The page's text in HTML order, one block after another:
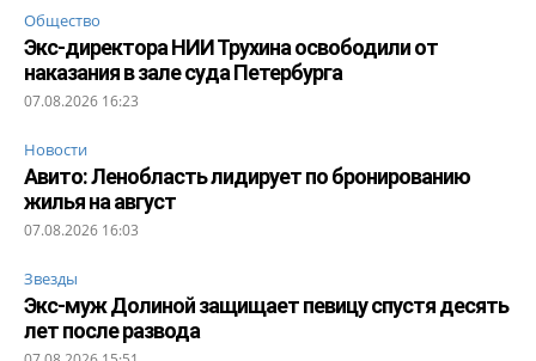
Общество
Экс-директора НИИ Трухина освободили от
наказания в зале суда Петербурга
07.08.2026 16:23
Новости
Авито: Ленобласть лидирует по бронированию
жилья на август
07.08.2026 16:03
Звезды
Экс-муж Долиной защищает певицу спустя десять
лет после развода